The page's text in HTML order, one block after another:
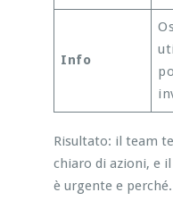
Info
Risultato: il team
chiaro di azioni, e
è urgente e perché.